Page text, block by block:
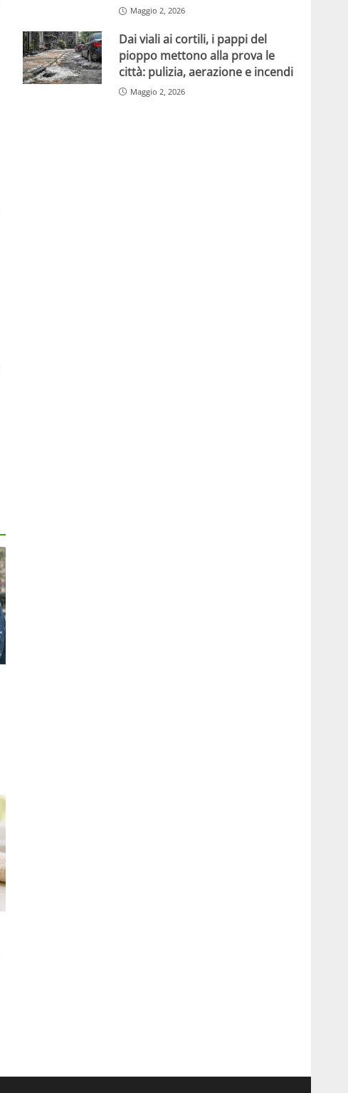
Maggio 2, 2026
Dai viali ai cortili, i pappi del
pioppo mettono alla prova le
città: pulizia, aerazione e incendi
Maggio 2, 2026